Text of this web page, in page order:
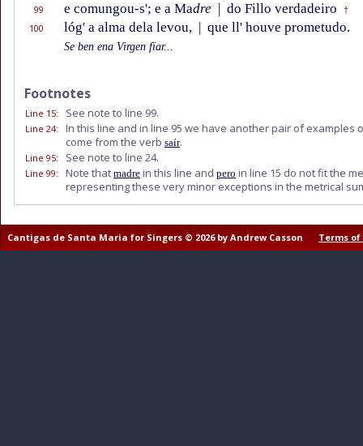
99 e comungou-s'; e a Madre | do Fillo verdadeiro †
100 lóg' a alma dela levou, | que ll' houve prometudo.
Se ben ena Virgen fïar...
Footnotes
Line 15: See note to line 99.
Line 24:
In this line and in line 95 we have another pair of
come from the verb saír.
Line 95: See note to line 24.
Line 99: Note that madre in this line and pero in line 15 do not fit the
representing these very minor exceptions in the metrical
Cantigas de Santa Maria for Singers © 2026 by Andrew Casson Terms of